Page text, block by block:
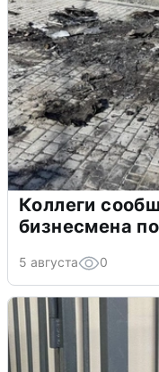
Коллеги
бизнесмена
5 августа 0